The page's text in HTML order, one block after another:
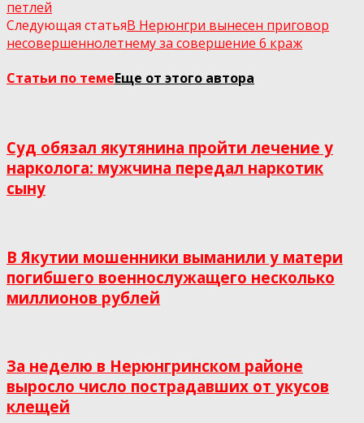
петлей
Следующая статьяВ Нерюнгри вынесен приговор
несовершеннолетнему за совершение 6 краж
Статьи по темеЕще от этого автора
Суд обязал якутянина пройти лечение у
нарколога: мужчина передал наркотик
сыну
В Якутии мошенники выманили у матери
погибшего военнослужащего несколько
миллионов рублей
За неделю в Нерюнгринском районе
выросло число пострадавших от укусов
клещей